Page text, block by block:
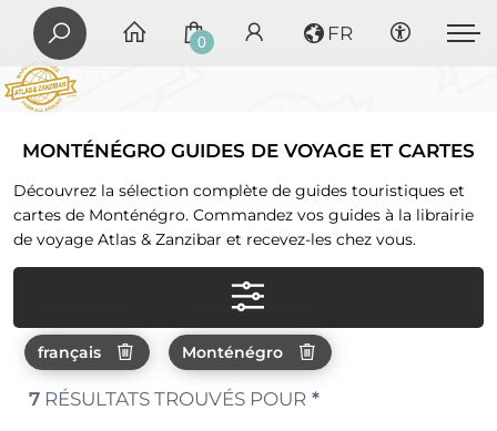
0 FR
MONTÉNÉGRO GUIDES DE VOYAGE ET CARTES
Découvrez la sélection complète de guides touristiques et
cartes de Monténégro. Commandez vos guides à la librairie
de voyage Atlas & Zanzibar et recevez-les chez vous.
français Monténégro
7RÉSULTATS TROUVÉS POUR*